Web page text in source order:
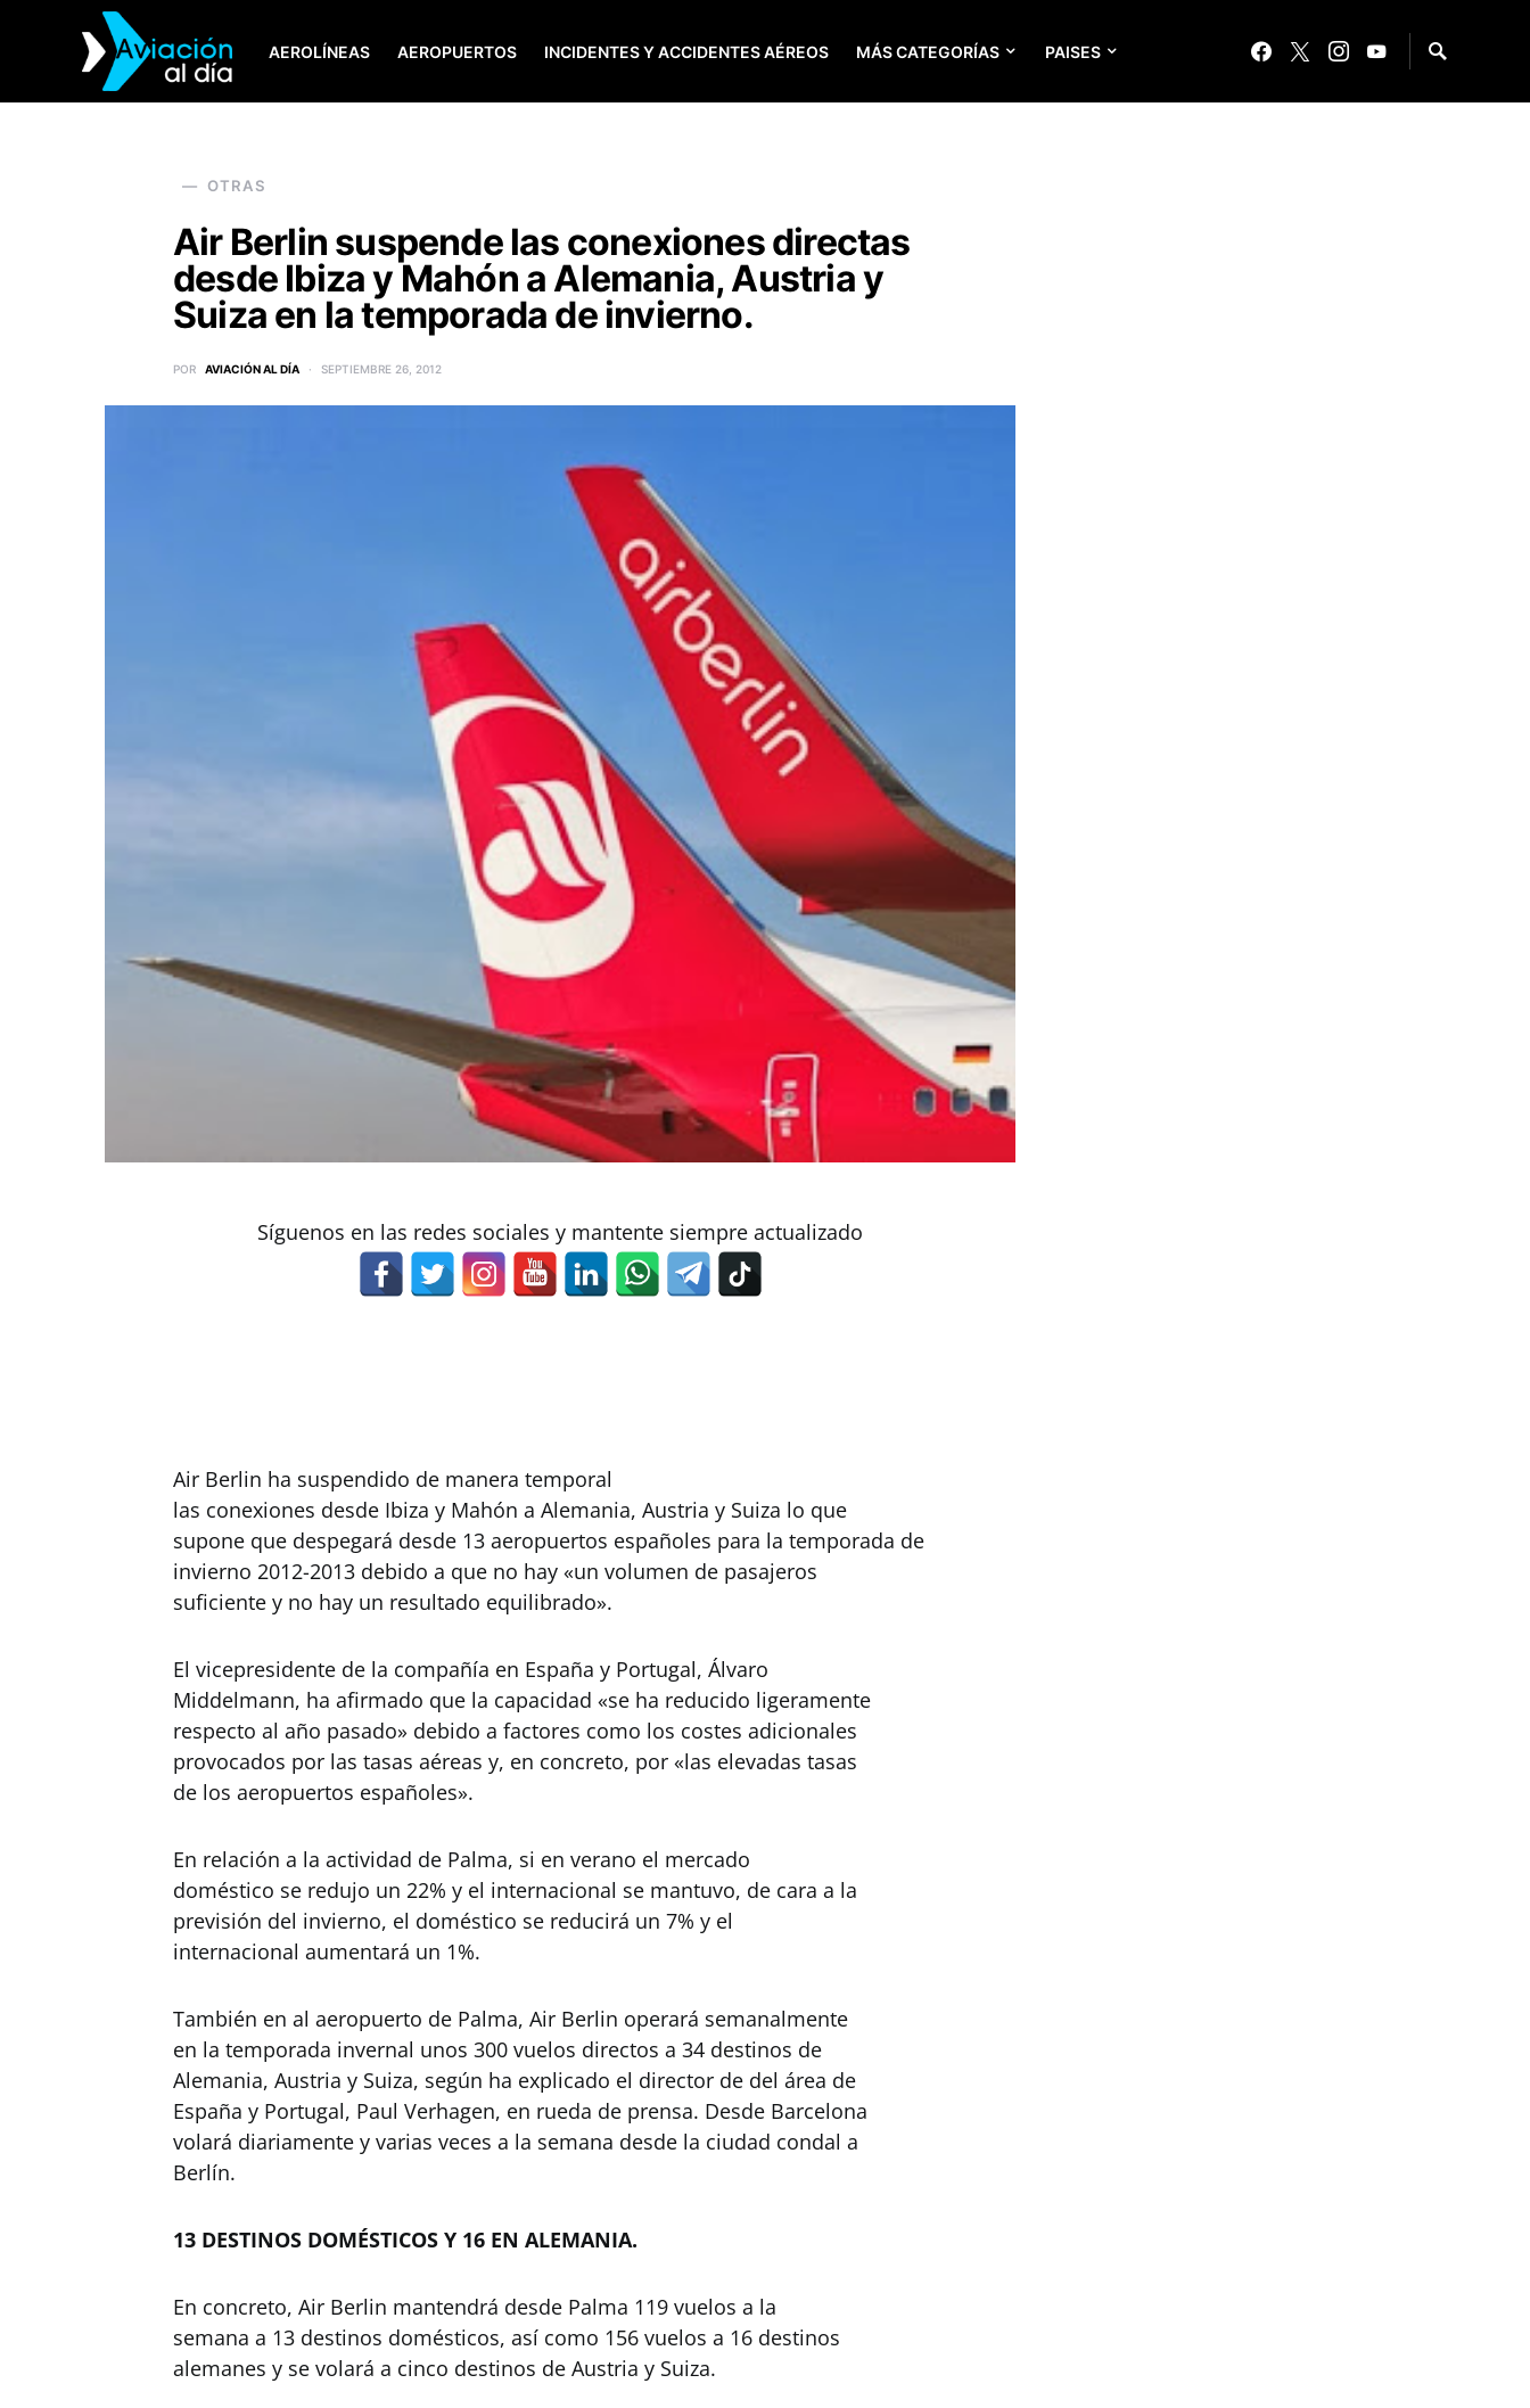
AEROLÍNEAS AEROPUERTOS INCIDENTES Y ACCIDENTES AÉREOS MÁS CATEGORÍAS PAISES
SEARCH FOR:
OTRAS
Air Berlin suspende las conexiones directas
desde Ibiza y Mahón a Alemania, Austria y
Suiza en la temporada de invierno.
POR AVIACIÓN AL DÍA SEPTIEMBRE 26, 2012
Síguenos en las redes sociales y mantente siempre actualizado
Air Berlin ha suspendido de manera temporal
las conexiones desde Ibiza y Mahón a Alemania, Austria y Suiza lo que
supone que despegará desde 13 aeropuertos españoles para la temporada de
invierno 2012-2013 debido a que no hay «un volumen de pasajeros
suficiente y no hay un resultado equilibrado».
El vicepresidente de la compañía en España y Portugal, Álvaro
Middelmann, ha afirmado que la capacidad «se ha reducido ligeramente
respecto al año pasado» debido a factores como los costes adicionales
provocados por las tasas aéreas y, en concreto, por «las elevadas tasas
de los aeropuertos españoles».
En relación a la actividad de Palma, si en verano el mercado
doméstico se redujo un 22% y el internacional se mantuvo, de cara a la
previsión del invierno, el doméstico se reducirá un 7% y el
internacional aumentará un 1%.
También en al aeropuerto de Palma, Air Berlin operará semanalmente
en la temporada invernal unos 300 vuelos directos a 34 destinos de
Alemania, Austria y Suiza, según ha explicado el director de del área de
España y Portugal, Paul Verhagen, en rueda de prensa. Desde Barcelona
volará diariamente y varias veces a la semana desde la ciudad condal a
Berlín.
13 DESTINOS DOMÉSTICOS Y 16 EN ALEMANIA.
En concreto, Air Berlin mantendrá desde Palma 119 vuelos a la
semana a 13 destinos domésticos, así como 156 vuelos a 16 destinos
alemanes y se volará a cinco destinos de Austria y Suiza.